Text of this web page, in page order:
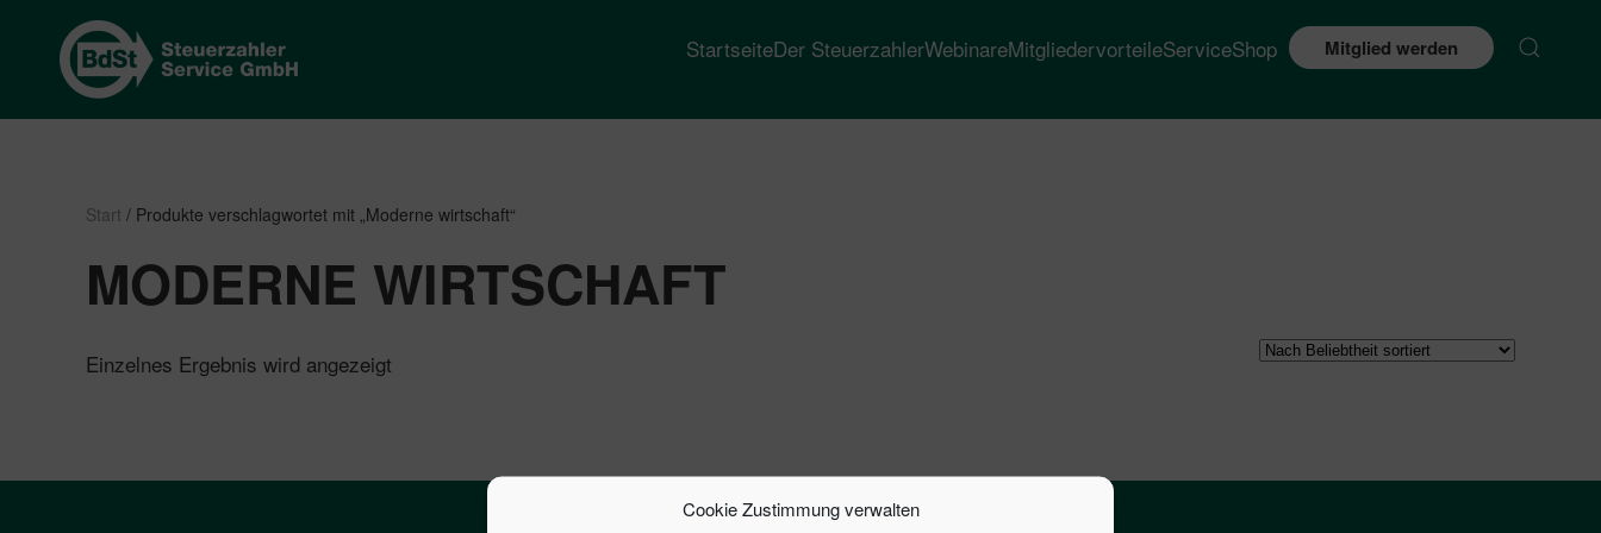
Cookie Zustimmung verwalten
StartseiteDer SteuerzahlerWebinareMitgliedervorteileServiceShop Mitglied werden
Start / Produkte verschlagwortet mit „Moderne wirtschaft“
MODERNE WIRTSCHAFT
Einzelnes Ergebnis wird angezeigt